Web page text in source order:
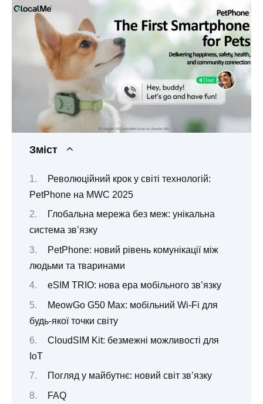
Зміст
Революційний крок у світі технологій:
PetPhone на MWC 2025
Глобальна мережа без меж: унікальна
система зв’язку
PetPhone: новий рівень комунікації між
людьми та тваринами
eSIM TRIO: нова ера мобільного зв’язку
MeowGo G50 Max: мобільний Wi-Fi для
будь-якої точки світу
CloudSIM Kit: безмежні можливості для
IoT
Погляд у майбутнє: новий світ зв’язку
FAQ